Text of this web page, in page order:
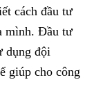
cách đầu tư
mình. Đầu tư
dụng đội
giúp cho công